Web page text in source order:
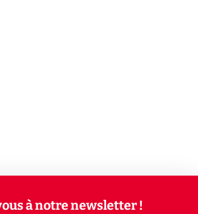
à notre newsletter !